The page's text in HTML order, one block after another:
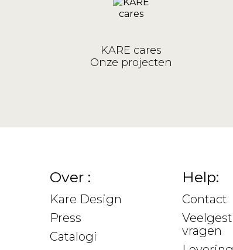
KARE cares
Onze projecten
Over :
Kare Design
Press
Catalogi
Help:
Contact
vragen